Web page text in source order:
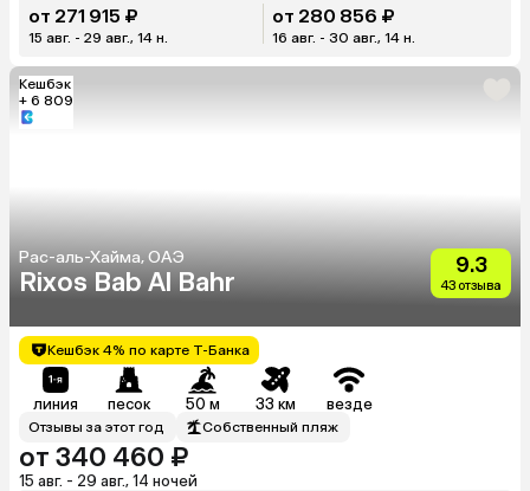
от 271 915 ₽
15 авг. - 29 авг., 14 н.
от 280 856 ₽
16 авг. - 30 авг., 14 н.
Кешбэк
+ 6 809
Рас-аль-Хайма, ОАЭ
Rixos Bab Al Bahr
9.3
43 отзыва
Кешбэк 4% по карте Т-Банка
линия песок 50 м 33 км везде
Отзывы за этот год Собственный пляж
от 340 460 ₽
15 авг. - 29 авг., 14 ночей